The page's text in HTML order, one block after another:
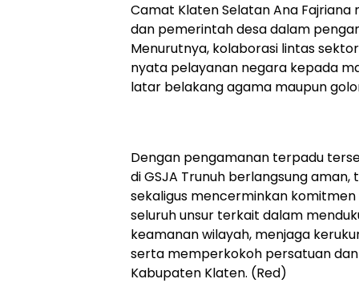
Camat Klaten Selatan Ana Fajriana
dan pemerintah desa dalam
Menurutnya, kolaborasi lintas
nyata pelayanan negara kepada
latar belakang agama maupun
Dengan pengamanan terpadu
di GSJA Trunuh berlangsung
sekaligus mencerminkan
seluruh unsur terkait dalam
keamanan wilayah, menjaga
serta memperkokoh persatuan
Kabupaten Klaten. (Red)